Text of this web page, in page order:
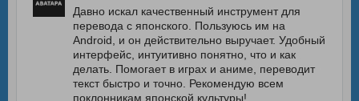
Давно искал качественный инструмент для
перевода с японского. Пользуюсь им на
Android, и он действительно выручает. Удобный
интерфейс, интуитивно понятно, что и как
делать. Помогает в играх и аниме, переводит
текст быстро и точно. Рекомендую всем
поклонникам японской культуры!